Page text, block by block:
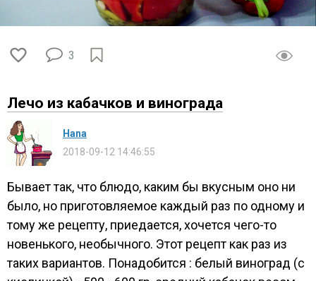
3
Лечо из кабачков и винограда
Нana
2018-09-12 14:46:55
Бывает так, что блюдо, каким бы вкусным оно ни
было, но приготовляемое каждый раз по одному и
тому же рецепту, приедается, хочется чего-то
новенького, необычного. Этот рецепт как раз из
таких вариантов. Понадобится : белый виноград (с